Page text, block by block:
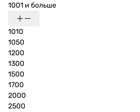
1001 и больше
1010
1050
1200
1300
1500
1700
2000
2500